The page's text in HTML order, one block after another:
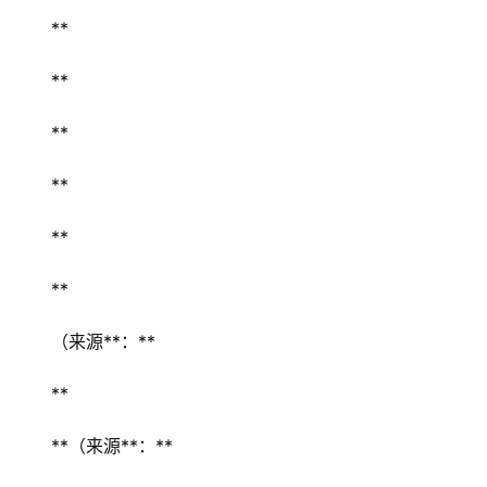
**
**
**
**
**
**
（来源**：**
**
**（来源**：**